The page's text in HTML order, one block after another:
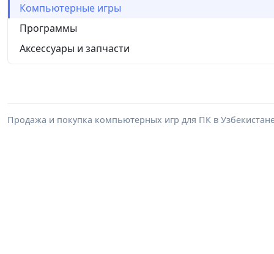
Компьютерные игры
Программы
Аксессуары и запчасти
Продажа и покупка компьютерных игр для ПК в